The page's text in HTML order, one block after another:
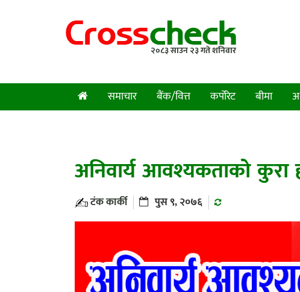
२०८३ साउन २३ गते शनिवार
समाचार बैंक/वित्त कर्पोरेट बीमा
अनिवार्य आवश्यकताको कुरा
टंक कार्की पुस ९, २०७६